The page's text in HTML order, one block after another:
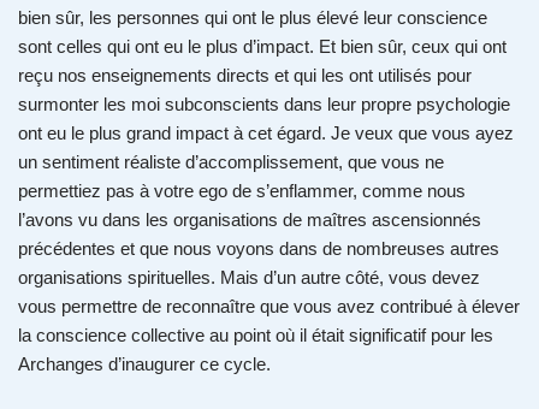
bien sûr, les personnes qui ont le plus élevé leur conscience
sont celles qui ont eu le plus d’impact. Et bien sûr, ceux qui ont
reçu nos enseignements directs et qui les ont utilisés pour
surmonter les moi subconscients dans leur propre psychologie
ont eu le plus grand impact à cet égard. Je veux que vous ayez
un sentiment réaliste d’accomplissement, que vous ne
permettiez pas à votre ego de s’enflammer, comme nous
l’avons vu dans les organisations de maîtres ascensionnés
précédentes et que nous voyons dans de nombreuses autres
organisations spirituelles. Mais d’un autre côté, vous devez
vous permettre de reconnaître que vous avez contribué à élever
la conscience collective au point où il était significatif pour les
Archanges d’inaugurer ce cycle.